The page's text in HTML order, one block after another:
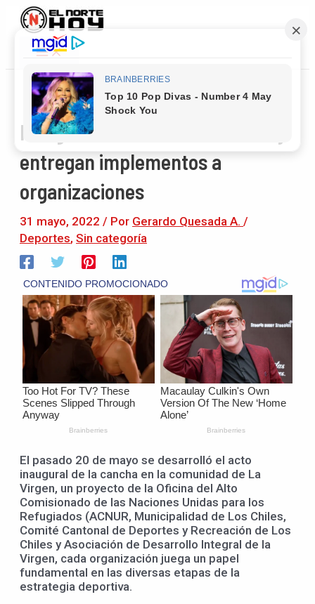
contenido
Main
Menu
Inauguran cancha en los Chiles y
entregan implementos a
organizaciones
31 mayo, 2022 / Por Gerardo Quesada A. /
Deportes, Sin categoría
El pasado 20 de mayo se desarrolló el acto
inaugural de la cancha en la comunidad de La
Virgen, un proyecto de la Oficina del Alto
Comisionado de las Naciones Unidas para los
Refugiados (ACNUR, Municipalidad de Los Chiles,
Comité Cantonal de Deportes y Recreación de Los
Chiles y Asociación de Desarrollo Integral de la
Virgen, cada organización juega un papel
fundamental en las diversas etapas de la
estrategia deportiva.
Navegación
entradas